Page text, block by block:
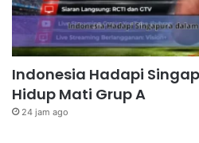
Indonesia Hadapi
Hidup Mati Grup A
24 jam ago